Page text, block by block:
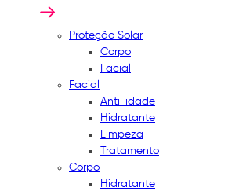
Proteção Solar
Corpo
Facial
Facial
Anti-idade
Hidratante
Limpeza
Tratamento
Corpo
Hidratante